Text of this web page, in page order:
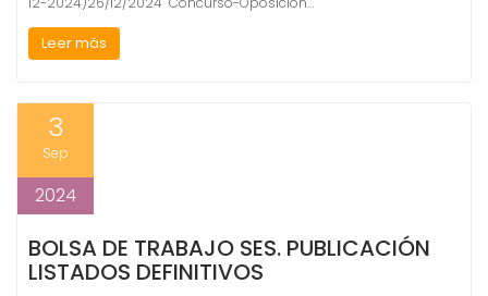
Leer más
3
Sep
2024
BOLSA DE TRABAJO SES. PUBLICACIÓN
LISTADOS DEFINITIVOS